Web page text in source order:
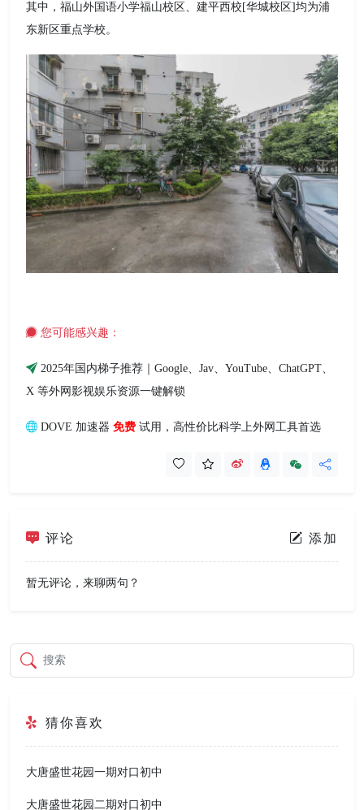
其中，福山外国语小学福山校区、建平西校[华城校区]均为浦
东新区重点学校。
您可能感兴趣：
2025年国内梯子推荐｜Google、Jav、YouTube、ChatGPT、
X 等外网影视娱乐资源一键解锁
DOVE 加速器 免费 试用，高性价比科学上外网工具首选
评论 添加
暂无评论，来聊两句？
搜索
猜你喜欢
大唐盛世花园一期对口初中
大唐盛世花园二期对口初中